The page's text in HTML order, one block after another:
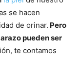
se hacen
de orinar. Pero
pueden ser
te contamos